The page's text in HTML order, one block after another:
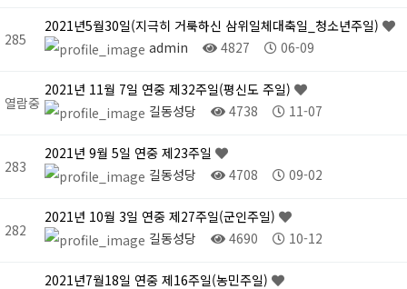
285
2021년5월30일(지극히 거룩하신 삼위일체대축일_청소년주일)
admin
4827 06-09
열람중
2021년 11월 7일 연중 제32주일(평신도 주일)
길동성당
4738 11-07
283
2021년 9월 5일 연중 제23주일
길동성당
4708 09-02
282
2021년 10월 3일 연중 제27주일(군인주일)
길동성당
4690 10-12
2021년7월18일 연중 제16주일(농민주일)